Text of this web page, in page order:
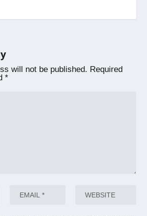
will not be published. Required
*